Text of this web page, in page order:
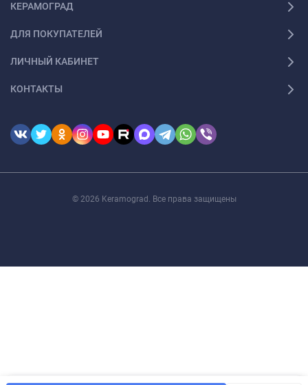
КЕРАМОГРАД
ДЛЯ ПОКУПАТЕЛЕЙ
ЛИЧНЫЙ КАБИНЕТ
КОНТАКТЫ
© 2026 Keramograd. Все права защищены